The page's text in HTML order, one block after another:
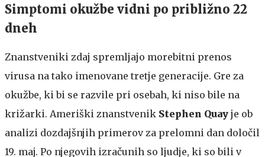
Simptomi okužbe vidni po približno 22
dneh
Znanstveniki zdaj spremljajo morebitni prenos
virusa na tako imenovane tretje generacije. Gre za
okužbe, ki bi se razvile pri osebah, ki niso bile na
križarki. Ameriški znanstvenik Stephen Quay je ob
analizi dozdajšnjih primerov za prelomni dan določil
19. maj. Po njegovih izračunih so ljudje, ki so bili v